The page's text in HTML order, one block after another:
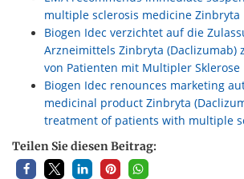
multiple sclerosis medicine Zinbryta
Biogen Idec verzichtet auf die
Arzneimittels Zinbryta (Daclizumab)
von Patienten mit Multipler Sklerose
Biogen Idec renounces marketing
medicinal product Zinbryta
treatment of patients with multiple
Teilen Sie diesen Beitrag: